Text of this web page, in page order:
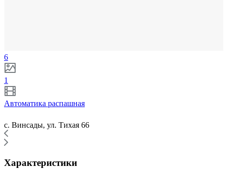
6
1
Автоматика распашная
с. Винсады, ул. Тихая 66
Характеристики